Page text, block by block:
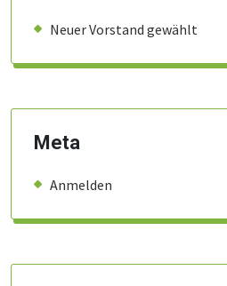
Neuer Vorstand gewählt
Meta
Anmelden